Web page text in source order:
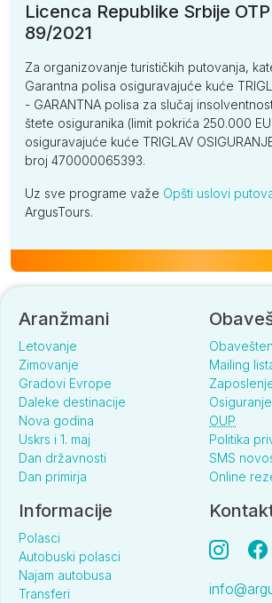
Licenca Republike Srbije OTP
89/2021
Za organizovanje turističkih putovanja,
Garantna polisa osiguravajuće kuće
- GARANTNA polisa za slučaj
štete osiguranika (limit pokrića 250.000
osiguravajuće kuće TRIGLAV
broj 470000065393.
Uz sve programe važe Opšti uslovi
ArgusTours.
Aranžmani
Letovanje
Zimovanje
Gradovi Evrope
Daleke destinacije
Nova godina
Uskrs i 1. maj
Dan državnosti
Dan primirja
Mailing
Osiguranje
OUP
Politika
SMS
Online
Informacije
Polasci
Autobuski polasci
Najam autobusa
Transferi